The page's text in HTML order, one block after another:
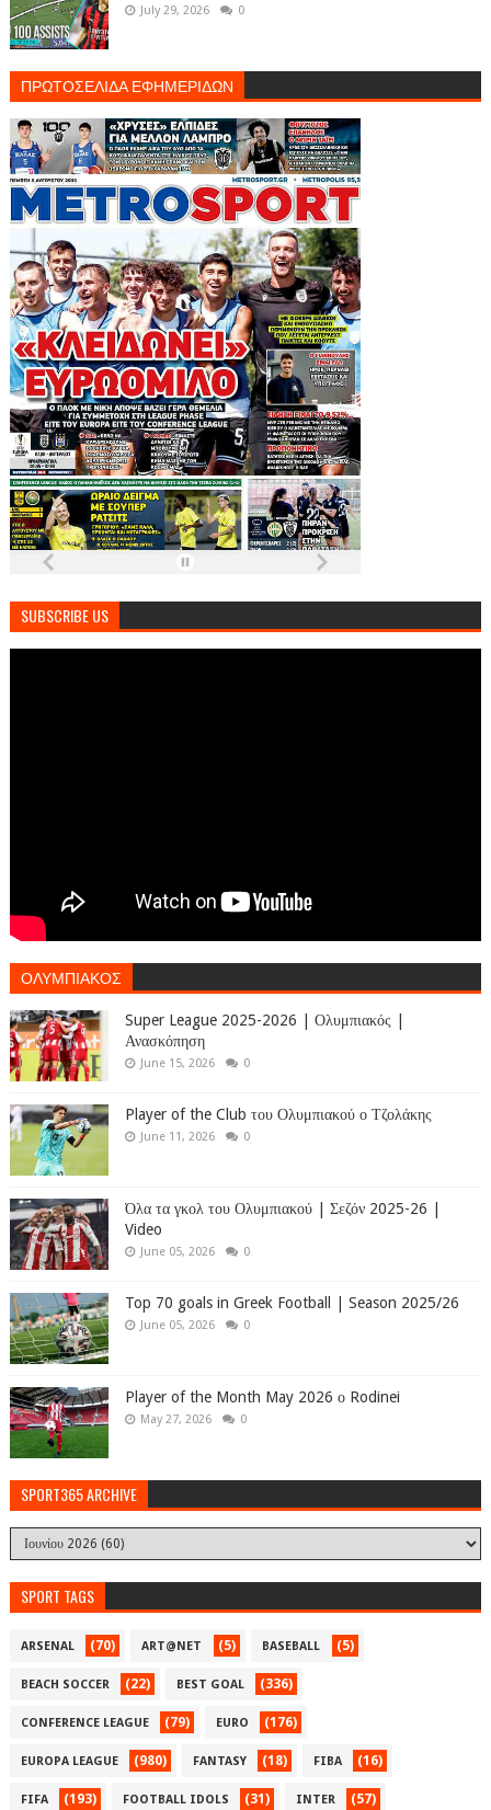
July 29, 2026 0
ΠΡΩΤΟΣΕΛΙΔΑ ΕΦΗΜΕΡΙΔΩΝ
SUBSCRIBE US
ΟΛΥΜΠΙΑΚΟΣ
Super League 2025-2026 | Ολυμπιακός |
Ανασκόπηση
June 15, 2026 0
Player of the Club του Ολυμπιακού ο Τζολάκης
June 11, 2026 0
Όλα τα γκολ του Ολυμπιακού | Σεζόν 2025-26 |
Video
June 05, 2026 0
Top 70 goals in Greek Football | Season 2025/26
June 05, 2026 0
Player of the Month May 2026 ο Rodinei
May 27, 2026 0
SPORT365 ARCHIVE
SPORT TAGS
ARSENAL (70) ART@NET (5) BASEBALL (5)
BEACH SOCCER (22) BEST GOAL (336)
CONFERENCE LEAGUE (79) EURO (176)
EUROPA LEAGUE (980) FANTASY (18) FIBA (16)
FIFA (193) FOOTBALL IDOLS (31) INTER (57)